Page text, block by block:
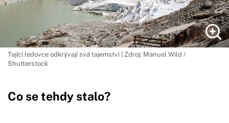
Tající ledovce odkrývají svá tajemství | Zdroj: Manuel Wild /
Shutterstock
Co se tehdy stalo?